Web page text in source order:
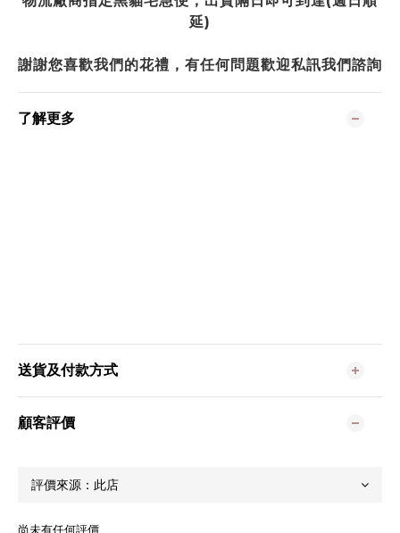
延)
謝謝您喜歡我們的花禮，有任何問題歡迎私訊我們諮詢
了解更多
送貨及付款方式
顧客評價
尚未有任何評價